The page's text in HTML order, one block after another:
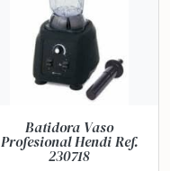
Batidora Vaso
Profesional Hendi Ref.
230718